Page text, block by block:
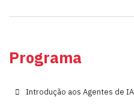
Programa
Introdução aos Agentes de